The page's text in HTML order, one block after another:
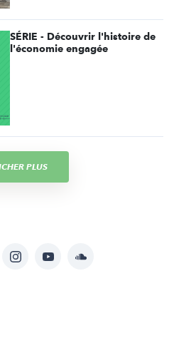
SÉRIE - Découvrir l'histoire de
l'économie engagée
PLUS
InstagramYouTubeSoundcloud